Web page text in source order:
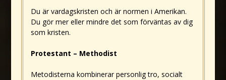
Du är vardagskristen och är normen i Amerikan.
Du gör mer eller mindre det som förväntas av dig
som kristen.
Protestant – Methodist
Metodisterna kombinerar personlig tro, socialt